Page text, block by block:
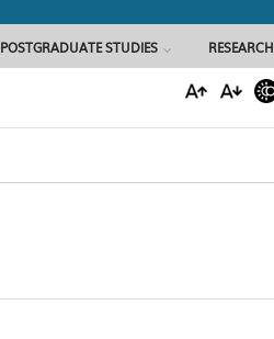
POSTGRADUATE STUDIES RESEARCH